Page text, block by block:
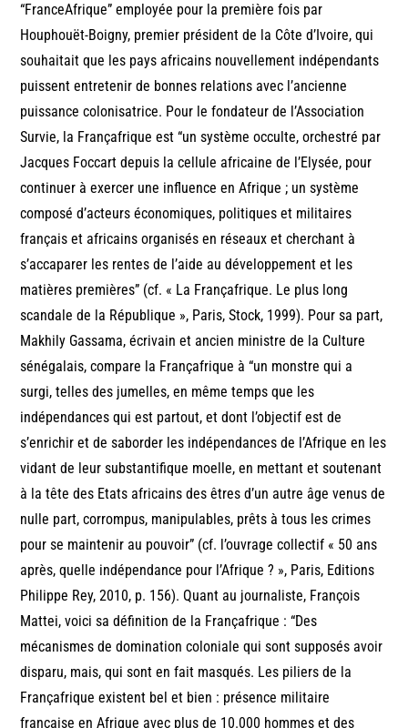
“FranceAfrique” employée pour la première fois par
Houphouët-Boigny, premier président de la Côte d’Ivoire, qui
souhaitait que les pays africains nouvellement indépendants
puissent entretenir de bonnes relations avec l’ancienne
puissance colonisatrice. Pour le fondateur de l’Association
Survie, la Françafrique est “un système occulte, orchestré par
Jacques Foccart depuis la cellule africaine de l’Elysée, pour
continuer à exercer une influence en Afrique ; un système
composé d’acteurs économiques, politiques et militaires
français et africains organisés en réseaux et cherchant à
s’accaparer les rentes de l’aide au développement et les
matières premières” (cf. « La Françafrique. Le plus long
scandale de la République », Paris, Stock, 1999). Pour sa part,
Makhily Gassama, écrivain et ancien ministre de la Culture
sénégalais, compare la Françafrique à “un monstre qui a
surgi, telles des jumelles, en même temps que les
indépendances qui est partout, et dont l’objectif est de
s’enrichir et de saborder les indépendances de l’Afrique en les
vidant de leur substantifique moelle, en mettant et soutenant
à la tête des Etats africains des êtres d’un autre âge venus de
nulle part, corrompus, manipulables, prêts à tous les crimes
pour se maintenir au pouvoir” (cf. l’ouvrage collectif « 50 ans
après, quelle indépendance pour l’Afrique ? », Paris, Editions
Philippe Rey, 2010, p. 156). Quant au journaliste, François
Mattei, voici sa définition de la Françafrique : “Des
mécanismes de domination coloniale qui sont supposés avoir
disparu, mais, qui sont en fait masqués. Les piliers de la
Françafrique existent bel et bien : présence militaire
française en Afrique avec plus de 10.000 hommes et des